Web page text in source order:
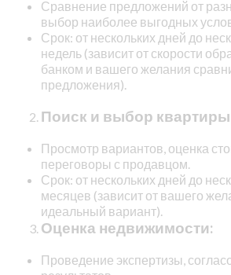
Сравнение предложений от
выбор наиболее выгодных
Срок: от нескольких дней до
недель (зависит от скорости
банком и вашего желания
предложения).
Поиск и выбор
Просмотр вариантов, оценка
переговоры с продавцом.
Срок: от нескольких дней до
месяцев (зависит от вашего
идеальный вариант).
Оценка недвижимости:
Проведение экспертизы,